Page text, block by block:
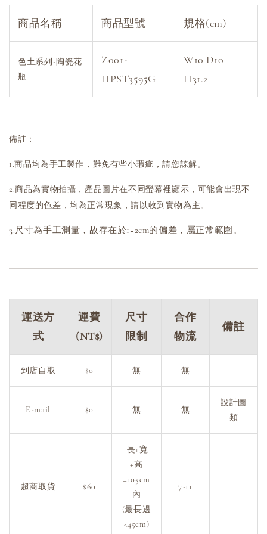
商品名稱 商品型號 規格(cm)
色土系列-陶瓷花
瓶
Z001-
HPST3595G
W10 D10
H31.2
備註：
1.商品均為手工製作，難免有些小瑕疵，請您諒解。
2.商品為實物拍攝，產品圖片在不同螢幕裡顯示，可能會出現不
同程度的色差，均為正常現象，請以收到實物為主。
3.尺寸為手工測量，故存在於1~2cm的偏差，屬正常範圍。
運送方
式
運費
(NT$)
尺寸
限制
合作
物流
備註
到店自取 $0 無 無
E-mail $0 無 無
設計圖
類
超商取貨 $60
長+寬
+高
=105cm
內
(最長邊
<45cm)
7-11